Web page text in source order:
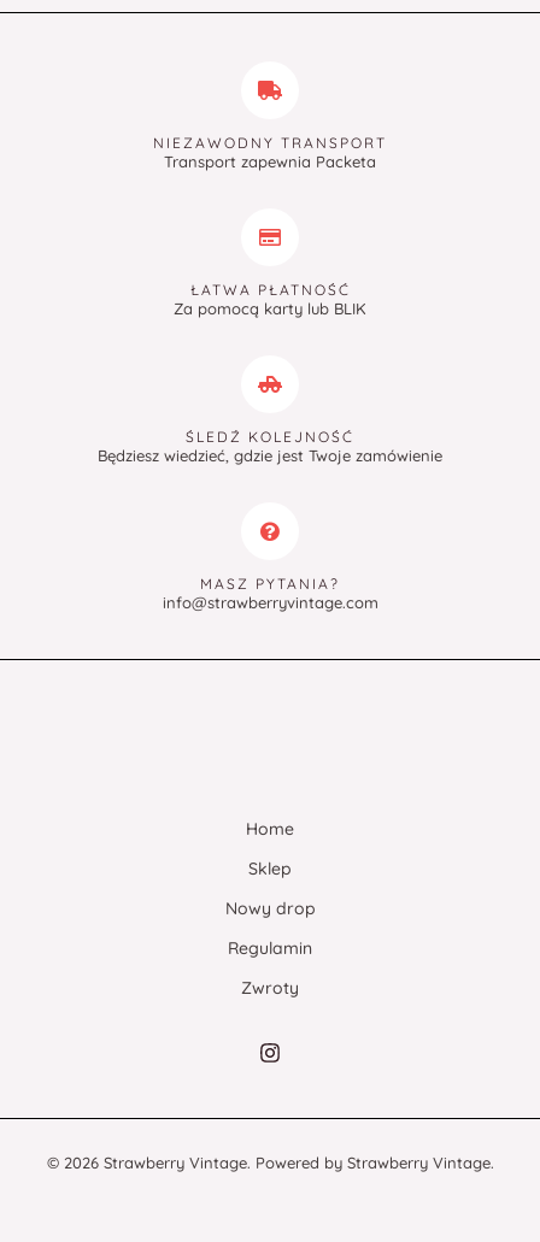
NIEZAWODNY TRANSPORT
Transport zapewnia Packeta
ŁATWA PŁATNOŚĆ
Za pomocą karty lub BLIK
ŚLEDŹ KOLEJNOŚĆ
Będziesz wiedzieć, gdzie jest Twoje zamówienie
MASZ PYTANIA?
info@strawberryvintage.com
Home
Sklep
Nowy drop
Regulamin
Zwroty
© 2026 Strawberry Vintage. Powered by Strawberry Vintage.